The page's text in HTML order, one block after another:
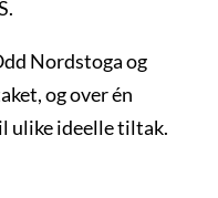
Nordstoga og
og over én
ulike ideelle tiltak.